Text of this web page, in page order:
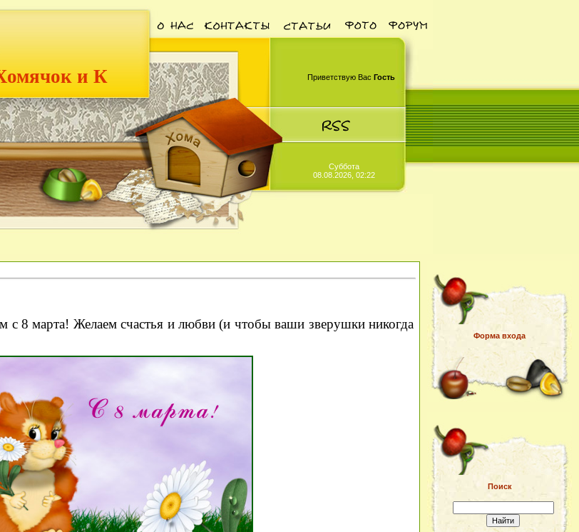
и К Приветствую Вас Гость
Суббота
08.08.2026, 02:22
с 8 марта! Желаем счастья и любви (и чтобы ваши зверушки никогда
Форма входа
Поиск